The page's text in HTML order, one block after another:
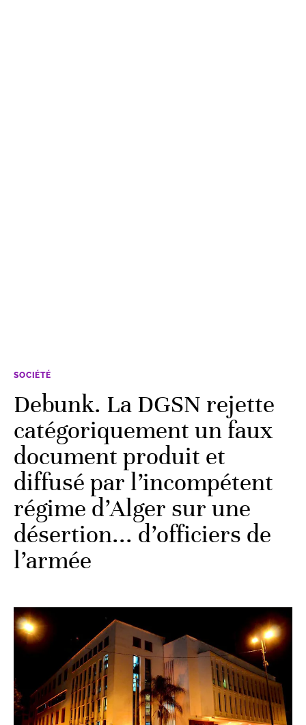
SOCIÉTÉ
Debunk. La DGSN rejette
catégoriquement un faux
document produit et
diffusé par l’incompétent
régime d’Alger sur une
désertion... d’officiers de
l’armée